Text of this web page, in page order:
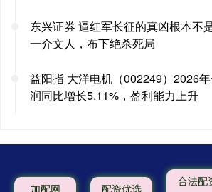
东兴证券 逼红军长征的真凶根本不
一介文人，布下绝杀死局
益阳指 大洋电机（002249）2026
润同比增长5.11%，盈利能力上升
加配网 配资优选
合法配